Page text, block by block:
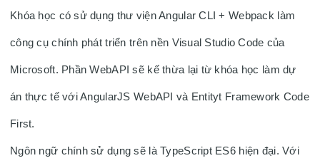
Khóa học có sử dụng thư viện Angular CLI + Webpack làm
công cụ chính phát triển trên nền Visual Studio Code của
Microsoft. Phần WebAPI sẽ kế thừa lại từ khóa học làm dự
án thực tế với AngularJS WebAPI và Entityt Framework Code
First.
Ngôn ngữ chính sử dụng sẽ là TypeScript ES6 hiện đại. Với